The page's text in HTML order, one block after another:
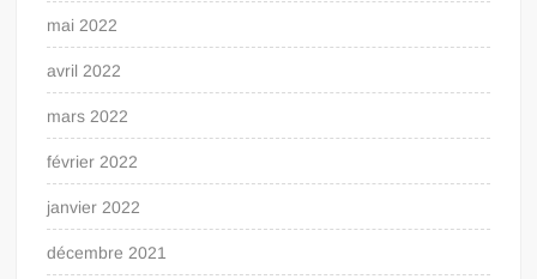
mai 2022
avril 2022
mars 2022
février 2022
janvier 2022
décembre 2021